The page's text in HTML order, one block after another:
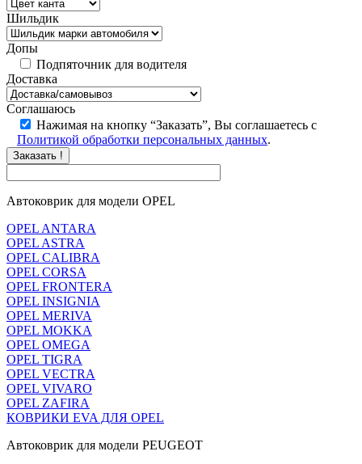
Шильдик
Допы
Подпяточник для водителя
Доставка
Соглашаюсь
Нажимая на кнопку “Заказать”, Вы соглашаетесь с
Политикой обработки персональных данных.
Заказать !
Автоковрик для модели OPEL
OPEL ANTARA
OPEL ASTRA
OPEL CALIBRA
OPEL CORSA
OPEL FRONTERA
OPEL INSIGNIA
OPEL MERIVA
OPEL MOKKA
OPEL OMEGA
OPEL TIGRA
OPEL VECTRA
OPEL VIVARO
OPEL ZAFIRA
КОВРИКИ EVA ДЛЯ OPEL
Автоковрик для модели PEUGEOT